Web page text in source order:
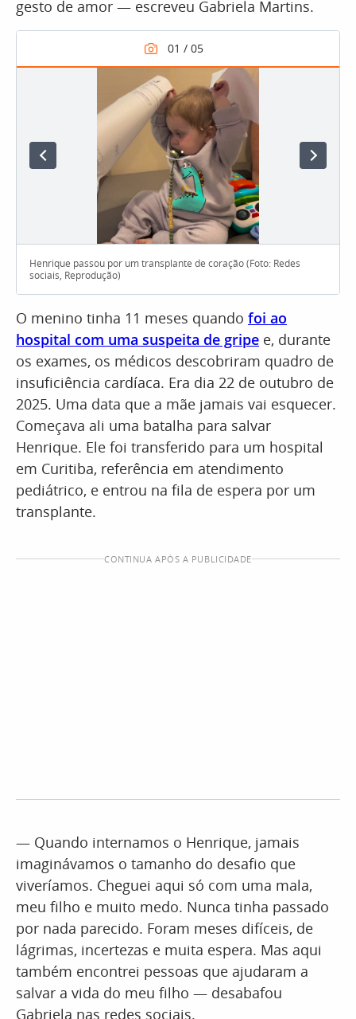
gesto de amor — escreveu Gabriela Martins.
Henrique passou por um transplante de coração (Foto: Redes
sociais, Reprodução)
O menino tinha 11 meses quando foi ao
hospital com uma suspeita de gripe e, durante
os exames, os médicos descobriram quadro de
insuficiência cardíaca. Era dia 22 de outubro de
2025. Uma data que a mãe jamais vai esquecer.
Começava ali uma batalha para salvar
Henrique. Ele foi transferido para um hospital
em Curitiba, referência em atendimento
pediátrico, e entrou na fila de espera por um
transplante.
CONTINUA APÓS A PUBLICIDADE
— Quando internamos o Henrique, jamais
imaginávamos o tamanho do desafio que
viveríamos. Cheguei aqui só com uma mala,
meu filho e muito medo. Nunca tinha passado
por nada parecido. Foram meses difíceis, de
lágrimas, incertezas e muita espera. Mas aqui
também encontrei pessoas que ajudaram a
salvar a vida do meu filho — desabafou
Gabriela nas redes sociais.